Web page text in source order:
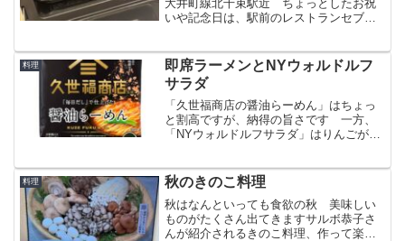
大井町線北千束駅近 ちょっとしたお祝
いや記念日は、駅前のレストランセブン
絶品ハンバーグ 今回は、本気で近づけ
てみました
料理
即席ラーメンとNYウォルドルフ
サラダ
「久世福商店の醤油らーめん」はちょっ
と割高ですが、納得の旨さです 一方、
「NYウォルドルフサラダ」はりんごが美
料理 秋のきのこ料理
秋はなんといっても食欲の秋 美味しい
ものがたくさん出てきますサルボ恭子さ
んが紹介されるきのこ料理、作って楽し